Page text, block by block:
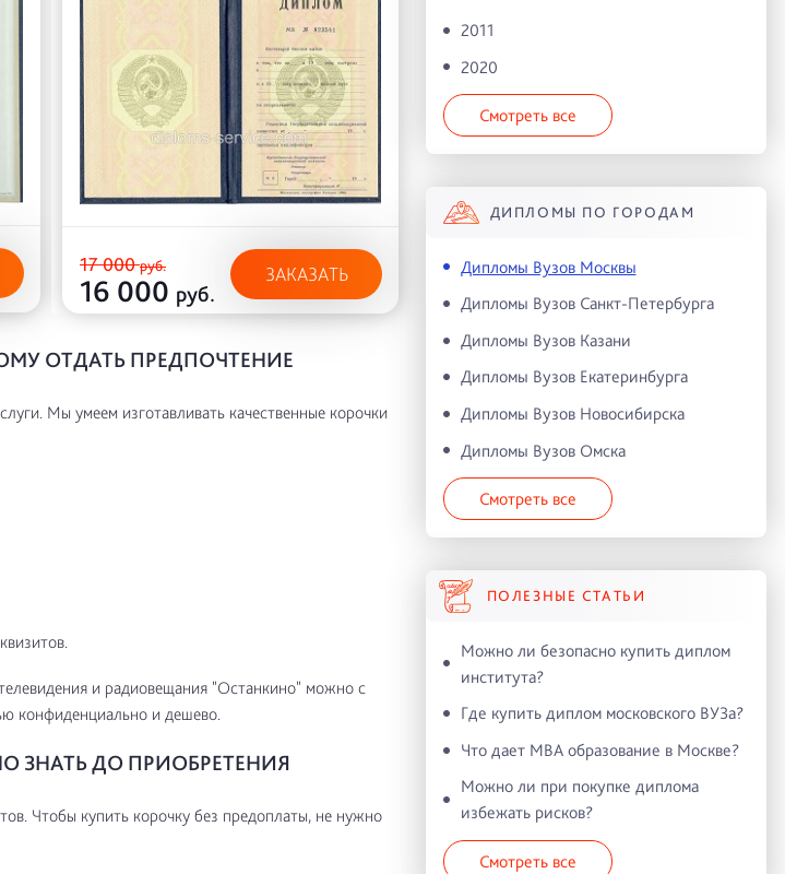
17 000руб.
16 000 руб.
ЗАКАЗАТЬ
ОТДАТЬ ПРЕДПОЧТЕНИЕ
Мы умеем изготавливать качественные корочки
и радиовещания "Останкино" можно с
конфиденциально и дешево.
ДО ПРИОБРЕТЕНИЯ
Чтобы купить корочку без предоплаты, не нужно
2011
2020
Смотреть все
ДИПЛОМЫ ПО ГОРОДАМ
Дипломы Вузов Москвы
Дипломы Вузов Санкт-Петербурга
Дипломы Вузов Казани
Дипломы Вузов Екатеринбурга
Дипломы Вузов Новосибирска
Дипломы Вузов Омска
Смотреть все
ПОЛЕЗНЫЕ СТАТЬИ
Можно ли безопасно купить диплом
института?
Где купить диплом московского ВУЗа?
Что дает MBA образование в Москве?
Можно ли при покупке диплома
избежать рисков?
Смотреть все